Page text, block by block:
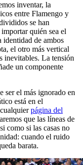
inventar, la
entre Flamengo y
se han
quién sea el
identidad de ambos
el otro más vertical
inevitables. La tensión
un componente
ser el más ignorado en
está en el
página del
que las líneas de
como si las casas no
cuando el ruido
barata.